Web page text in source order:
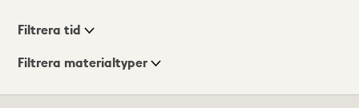
Visningsläge
Filtrera tid
Filtrera materialtyper